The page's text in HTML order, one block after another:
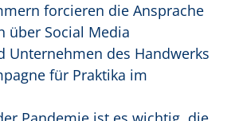
forcieren die Ansprache
über Social Media
Unternehmen des Handwerks
für Praktika im